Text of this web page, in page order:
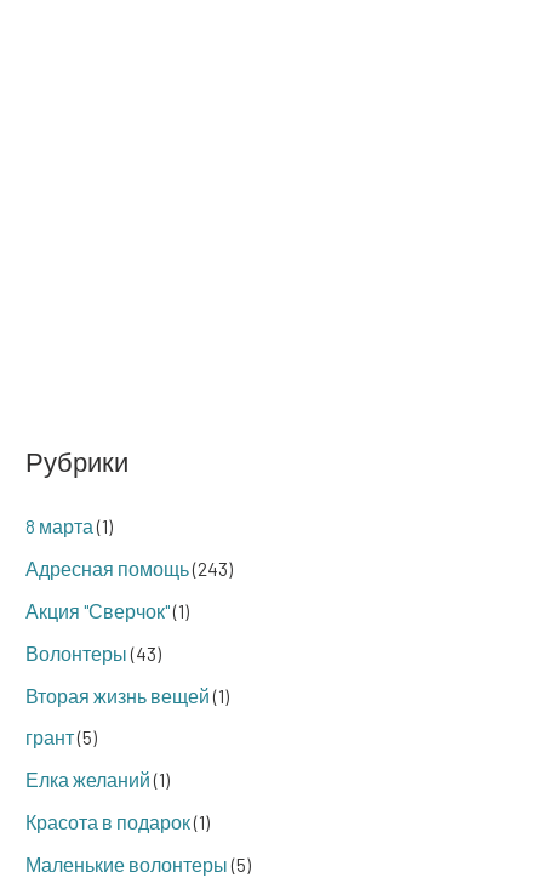
Рубрики
8 марта(1)
Адресная помощь(243)
Акция "Сверчок"(1)
Волонтеры(43)
Вторая жизнь вещей(1)
грант(5)
Елка желаний(1)
Красота в подарок(1)
Маленькие волонтеры(5)